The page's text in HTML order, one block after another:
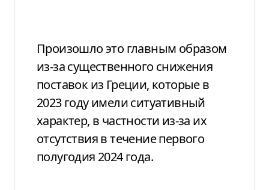
Произошло это главным образом
из-за существенного снижения
поставок из Греции, которые в
2023 году имели ситуативный
характер, в частности из-за их
отсутствия в течение первого
полугодия 2024 года.